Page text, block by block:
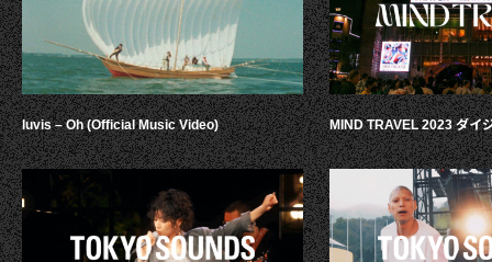
luvis – Oh (Official Music Video) MIND TRAVEL 2023 ダイ